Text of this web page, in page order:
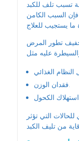
تسبب تلف للكبد
فإن السبب الكامن
تطور المرض
فقدان الوزن.
التي تؤثر